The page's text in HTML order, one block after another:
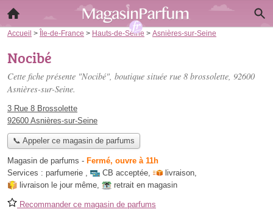
Accueil > Île-de-France > Hauts-de-Seine > Asnières-sur-Seine
Nocibé
Cette fiche présente "Nocibé", boutique située rue 8 brossolette, 92600
Asnières-sur-Seine.
3 Rue 8 Brossolette
92600 Asnières-sur-Seine
📞 Appeler ce magasin de parfums
Magasin de parfums - Fermé, ouvre à 11h
Services : parfumerie , CB acceptée, livraison,
livraison le jour même, retrait en magasin
Recommander ce magasin de parfums